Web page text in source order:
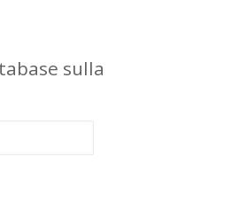
sulla